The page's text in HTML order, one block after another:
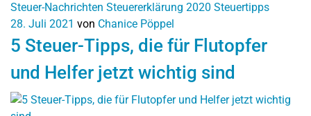
Steuer-Nachrichten Steuererklärung 2020 Steuertipps
28. Juli 2021 von Chanice Pöppel
5 Steuer-Tipps, die für Flutopfer
und Helfer jetzt wichtig sind